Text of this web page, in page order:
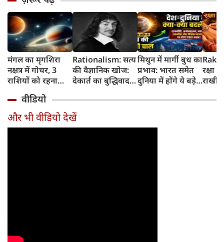
मंगल का मृगशिरा
नक्षत्र में गोचर, 3
राशियों को रहना
सावधान
Rationalism: सत्य
की वैज्ञानिक खोज:
देकार्त का बुद्धिवाद
का जन्म
मिथुन में मार्गी बुध का
प्रभाव: भारत समेत
दुनिया में होंगे ये बड़े
रक्षा
राखी
वीडियो
और भी वीडियो देखें